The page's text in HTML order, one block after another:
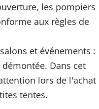
les pompiers
aux règles de
et événements :
Dans cet
lors de l'achat
tentes.